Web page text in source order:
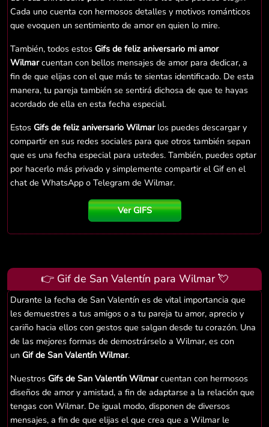
Cada uno cuenta con hermosos detalles y motivos románticos
que evoquen un sentimiento de amor en quien lo mire.
También, todos estos Gifs de feliz aniversario mi amor
Wilmarcuentan con bellos mensajes de amor para dedicar, a
fin de que elijas con el que más te sientas identificado. De esta
manera, tu pareja también se sentirá dichosa de que te hayas
acordado de ella en esta fecha especial.
Estos Gifs de feliz aniversario Wilmarlos puedes descargar y
compartir en sus redes sociales para que otros también sepan
que es una fecha especial para ustedes. También, puedes optar
por hacerlo más privado y simplemente compartir el Gif en el
chat de WhatsApp o Telegram de Wilmar.
Ver GIFS
👉 Gif de San Valentín para Wilmar 💘
Durante la fecha de San Valentín es de vital importancia que
les demuestres a tus amigos o a tu pareja tu amor, aprecio y
cariño hacia ellos con gestos que salgan desde tu corazón. Una
de las mejores formas de demostrárselo a Wilmar, es con
un Gif de San Valentín Wilmar.
Nuestros Gifs de San Valentín Wilmarcuentan con hermosos
diseños de amor y amistad, a fin de adaptarse a la relación que
tengas con Wilmar. De igual modo, disponen de diversos
mensajes, a fin de que elijas el que crea que a Wilmar le